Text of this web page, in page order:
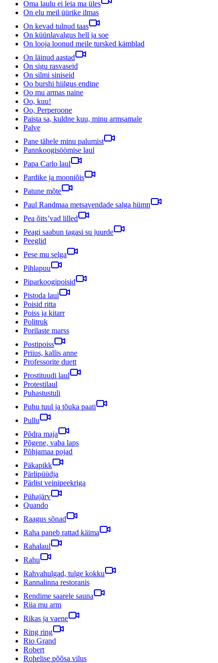
Oma laulu ei leia ma üles
On elu meil üürike ilmas
On kevad tulnud taas
On küünlavalgus hell ja soe
On looja loonud meile tursked kämblad
On läinud aastad
On sigu rasvaseid
On silmi siniseid
Oo burshi hiilgus endine
Oo mu armas naine
Oo, kuu!
Oo, Perperoone
Paista sa, kuldne kuu, minu armsamale
Palve
Pane tähele minu palumist
Pannkoogisöömise laul
Papa Carlo laul
Pardike ja mooniõis
Patune mõte
Paul Randmaa metsavendade salga hümn
Pea õits’vad lilled
Peagi saabun tagasi su juurde
Peeglid
Pese mu selga
Pihlapuu
Piparkoogipoisid
Pistoda laul
Poisid ritta
Poiss ja kitarr
Politruk
Porilaste marss
Postipoiss
Priius, kallis anne
Professorite duett
Prostituudi laul
Protestilaul
Puhastustuli
Puhu tuul ja tõuka paati
Pullu
Põdra maja
Põgene, vaba laps
Põhjamaa pojad
Päkapikk
Pärlipüüdja
Pärlist veinipeekriga
Pühajärv
Quando
Raagus sõnad
Raha paneb rattad käima
Rahalaul
Rahu
Rahvahulgad, tulge kokku
Rannalinna restoranis
Rendime saarele sauna
Riia mu arm
Rikas ja vaene
Ring ring
Rio Grand
Robert
Rohelise põõsa vilus